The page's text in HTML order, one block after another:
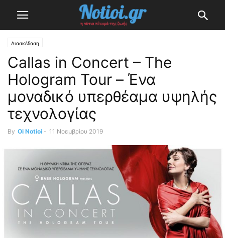
Διασκέδαση
Callas in Concert – The
Hologram Tour – Ένα
μοναδικό υπερθέαμα υψηλής
τεχνολογίας
By Oi Notioi - 11 Νοεμβρίου 2019